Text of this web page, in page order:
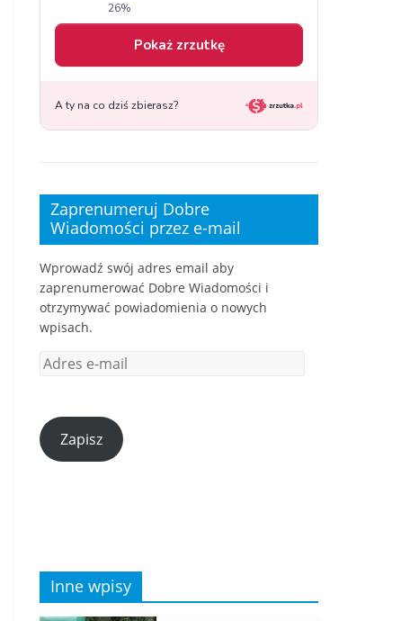
Zaprenumeruj Dobre
Wiadomości przez e-mail
Wprowadź swój adres email aby
zaprenumerować Dobre Wiadomości i
otrzymywać powiadomienia o nowych
wpisach.
Zapisz
Inne wpisy